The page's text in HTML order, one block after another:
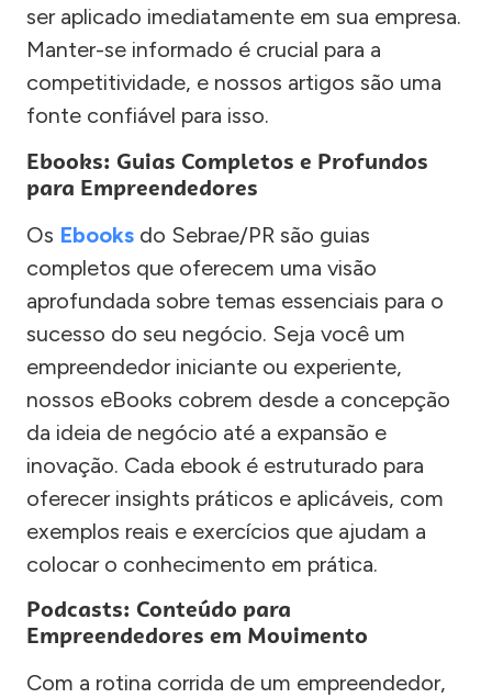
ser aplicado imediatamente em sua empresa.
Manter-se informado é crucial para a
competitividade, e nossos artigos são uma
fonte confiável para isso.
Ebooks: Guias Completos e Profundos
para Empreendedores
Os Ebooks do Sebrae/PR são guias
completos que oferecem uma visão
aprofundada sobre temas essenciais para o
sucesso do seu negócio. Seja você um
empreendedor iniciante ou experiente,
nossos eBooks cobrem desde a concepção
da ideia de negócio até a expansão e
inovação. Cada ebook é estruturado para
oferecer insights práticos e aplicáveis, com
exemplos reais e exercícios que ajudam a
colocar o conhecimento em prática.
Podcasts: Conteúdo para
Empreendedores em Movimento
Com a rotina corrida de um empreendedor,